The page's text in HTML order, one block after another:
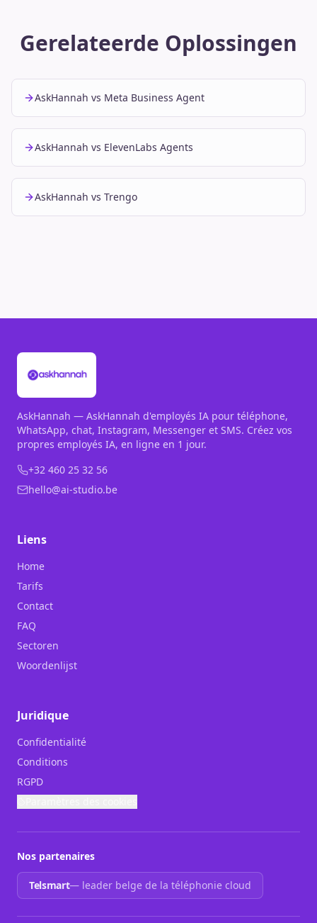
Gerelateerde Oplossingen
AskHannah vs Meta Business Agent
AskHannah vs ElevenLabs Agents
AskHannah vs Trengo
AskHannah — AskHannah d'employés IA pour téléphone,
WhatsApp, chat, Instagram, Messenger et SMS. Créez vos
propres employés IA, en ligne en 1 jour.
+32 460 25 32 56
hello@ai-studio.be
Liens
Home
Tarifs
Contact
FAQ
Sectoren
Woordenlijst
Juridique
Confidentialité
Conditions
RGPD
Nos partenaires
Telsmart— leader belge de la téléphonie cloud